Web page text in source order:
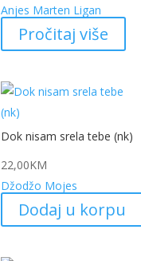
Anjes Marten Ligan
Pročitaj više
Dok nisam srela tebe (nk)
22,00KM
Džodžo Mojes
Dodaj u korpu